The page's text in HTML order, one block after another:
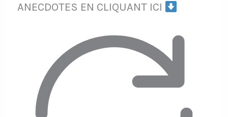
ANECDOTES EN CLIQUANT ICI